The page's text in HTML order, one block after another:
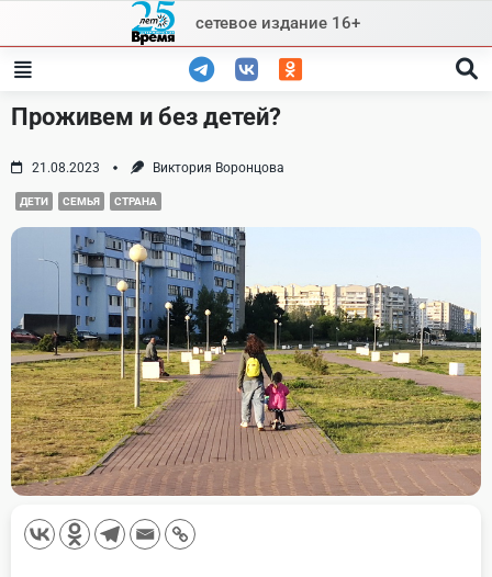
content
сетевое издание 16+
Проживем и без детей?
21.08.2023 Виктория Воронцова
ДЕТИ СЕМЬЯ СТРАНА